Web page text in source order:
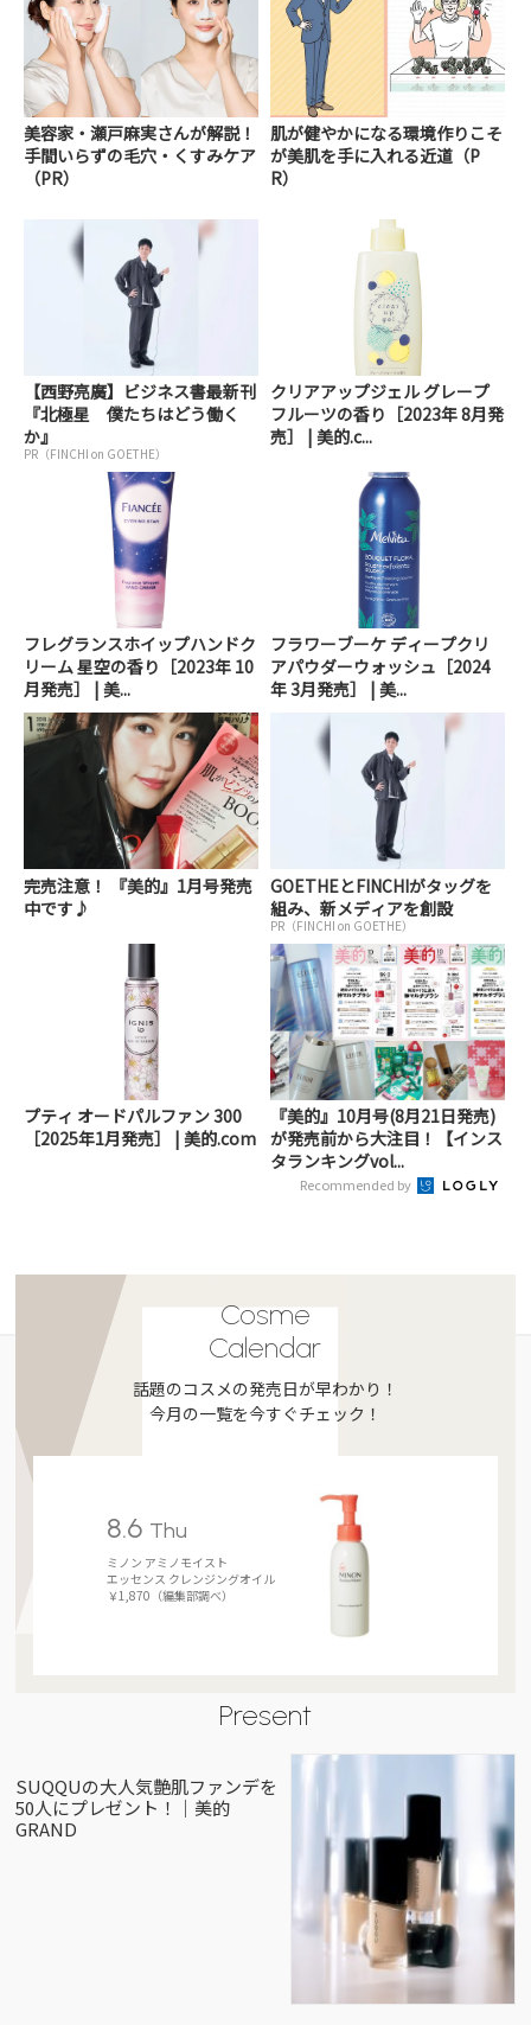
美容家・瀬戸麻実さんが解説！
手間いらずの毛穴・くすみケア
（PR）
肌が健やかになる環境作りこそ
が美肌を手に入れる近道（P
R）
【西野亮廣】ビジネス書最新刊
『北極星 僕たちはどう働く
か』
PR（FINCHI on GOETHE）
クリアアップジェル グレープ
フルーツの香り［2023年 8月発
売］ | 美的.c...
フレグランスホイップハンドク
リーム 星空の香り［2023年 10
月発売］ | 美...
フラワーブーケ ディープクリ
アパウダーウォッシュ［2024
年 3月発売］ | 美...
完売注意！ 『美的』1月号発売
中です♪
GOETHEとFINCHIがタッグを
組み、新メディアを創設
PR（FINCHI on GOETHE）
プティ オードパルファン 300
［2025年1月発売］ | 美的.com
『美的』10月号(8月21日発売)
が発売前から大注目！【インス
タランキングvol...
Recommended by
Cosme
Calendar
話題のコスメの発売日が早わかり！
今月の一覧を今すぐチェック！
8.6 Thu
ミノン アミノモイスト
エッセンス クレンジングオイル
￥1,870（編集部調べ）
Present
SUQQUの大人気艶肌ファンデを
50人にプレゼント！｜美的
GRAND